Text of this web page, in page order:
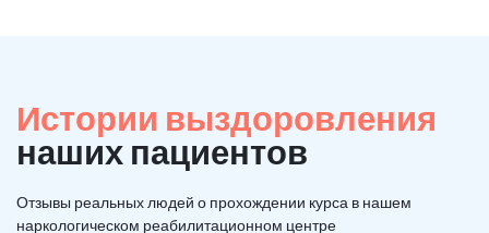
Истории выздоровления
наших пациентов
Отзывы реальных людей о прохождении курса в нашем
наркологическом реабилитационном центре